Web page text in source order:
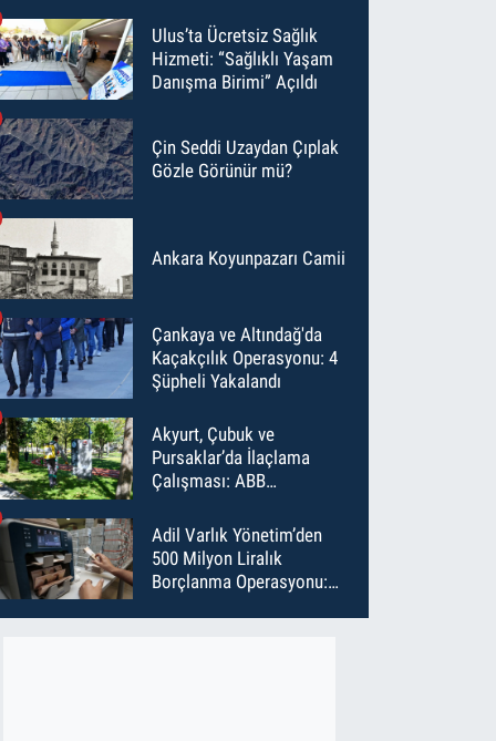
Ulus’ta Ücretsiz Sağlık
Hizmeti: “Sağlıklı Yaşam
Danışma Birimi” Açıldı
Çin Seddi Uzaydan Çıplak
Gözle Görünür mü?
Ankara Koyunpazarı Camii
Çankaya ve Altındağ'da
Kaçakçılık Operasyonu: 4
Şüpheli Yakalandı
Akyurt, Çubuk ve
Pursaklar’da İlaçlama
Çalışması: ABB
İlaçladı
Adil Varlık Yönetim’den
500 Milyon Liralık
Borçlanma Operasyonu: